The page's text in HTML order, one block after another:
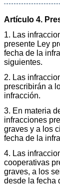
Artículo 4.
1. Las
presente Ley
fecha de la
siguientes.
2. Las
prescribirán a
infracción.
3. En materia
infracciones
graves y a los
fecha de la
4. Las
cooperativas
graves, a los
desde la fecha